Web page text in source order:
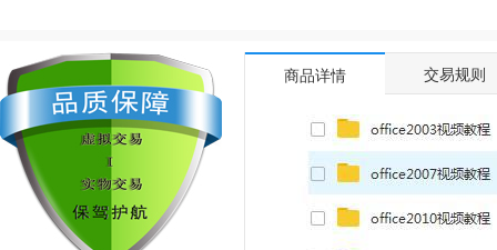
商品详情 交易规则